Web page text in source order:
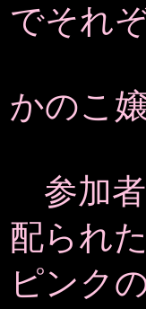
でそれ
かのこ
参加者
配られ
ピンク